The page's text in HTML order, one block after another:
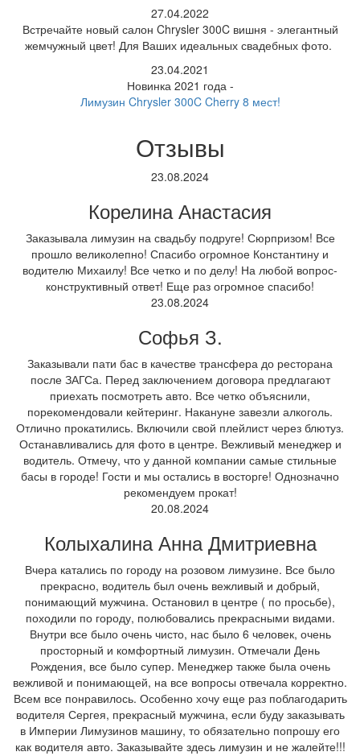
27.04.2022
Встречайте новый салон Chrysler 300C вишня - элегантный
жемчужный цвет! Для Ваших идеальных свадебных фото.
23.04.2021
Новинка 2021 года -
Лимузин Chrysler 300C Cherry 8 мест!
Отзывы
23.08.2024
Корелина Анастасия
Заказывала лимузин на свадьбу подруге! Сюрпризом! Все
прошло великолепно! Спасибо огромное Константину и
водителю Михаилу! Все четко и по делу! На любой вопрос-
конструктивный ответ! Еще раз огромное спасибо!
23.08.2024
Софья З.
Заказывали пати бас в качестве трансфера до ресторана
после ЗАГСа. Перед заключением договора предлагают
приехать посмотреть авто. Все четко объяснили,
порекомендовали кейтеринг. Накануне завезли алкоголь.
Отлично прокатились. Включили свой плейлист через блютуз.
Останавливались для фото в центре. Вежливый менеджер и
водитель. Отмечу, что у данной компании самые стильные
басы в городе! Гости и мы остались в восторге! Однозначно
рекомендуем прокат!
20.08.2024
Колыхалина Анна Дмитриевна
Вчера катались по городу на розовом лимузине. Все было
прекрасно, водитель был очень вежливый и добрый,
понимающий мужчина. Остановил в центре ( по просьбе),
походили по городу, полюбовались прекрасными видами.
Внутри все было очень чисто, нас было 6 человек, очень
просторный и комфортный лимузин. Отмечали День
Рождения, все было супер. Менеджер также была очень
вежливой и понимающей, на все вопросы отвечала корректно.
Всем все понравилось. Особенно хочу еще раз поблагодарить
водителя Сергея, прекрасный мужчина, если буду заказывать
в Империи Лимузинов машину, то обязательно попрошу его
как водителя авто. Заказывайте здесь лимузин и не жалейте!!!